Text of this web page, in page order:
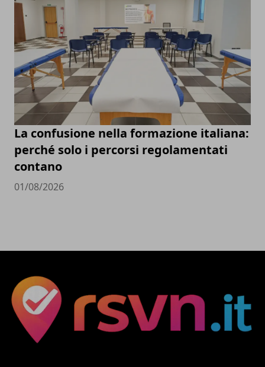
La confusione nella formazione italiana:
perché solo i percorsi regolamentati
contano
01/08/2026